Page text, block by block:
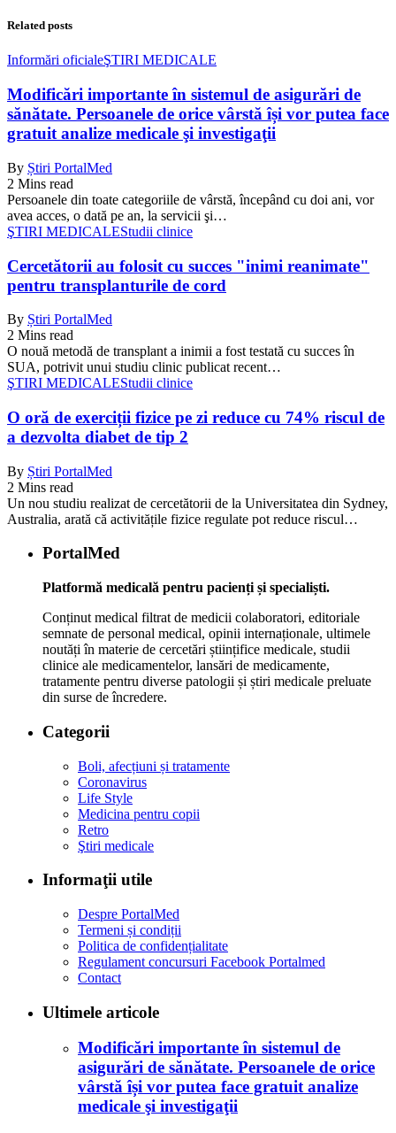
Related posts
Informări oficialeŞTIRI MEDICALE
Modificări importante în sistemul de asigurări de
sănătate. Persoanele de orice vârstă își vor putea face
gratuit analize medicale şi investigaţii
By Știri PortalMed
2 Mins read
Persoanele din toate categoriile de vârstă, începând cu doi ani, vor
avea acces, o dată pe an, la servicii şi…
ŞTIRI MEDICALEStudii clinice
Cercetătorii au folosit cu succes "inimi reanimate"
pentru transplanturile de cord
By Știri PortalMed
2 Mins read
O nouă metodă de transplant a inimii a fost testată cu succes în
SUA, potrivit unui studiu clinic publicat recent…
ŞTIRI MEDICALEStudii clinice
O oră de exerciții fizice pe zi reduce cu 74% riscul de
a dezvolta diabet de tip 2
By Știri PortalMed
2 Mins read
Un nou studiu realizat de cercetătorii de la Universitatea din Sydney,
Australia, arată că activitățile fizice regulate pot reduce riscul…
PortalMed
Platformă medicală pentru pacienți și specialiști.
Conținut medical filtrat de medicii colaboratori, editoriale
semnate de personal medical, opinii internaționale, ultimele
noutăți în materie de cercetări științifice medicale, studii
clinice ale medicamentelor, lansări de medicamente,
tratamente pentru diverse patologii și știri medicale preluate
din surse de încredere.
Categorii
Boli, afecțiuni și tratamente
Coronavirus
Life Style
Medicina pentru copii
Retro
Ştiri medicale
Informaţii utile
Despre PortalMed
Termeni și condiții
Politica de confidențialitate
Regulament concursuri Facebook Portalmed
Contact
Ultimele articole
Modificări importante în sistemul de
asigurări de sănătate. Persoanele de orice
vârstă își vor putea face gratuit analize
medicale şi investigaţii